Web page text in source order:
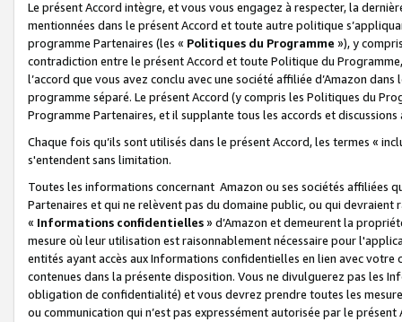
Le présent Accord intègre, et vous vous engagez à respecter, la
mentionnées dans le présent Accord et toute autre politique
programme Partenaires (les « Politiques du Programme »), y
contradiction entre le présent Accord et toute Politique du
l’accord que vous avez conclu avec une société affiliée d’Amazon
programme séparé. Le présent Accord (y compris les Politiques du
Programme Partenaires, et il supplante tous les accords et discussions
Chaque fois qu’ils sont utilisés dans le présent Accord, les termes «
s'entendent sans limitation.
Toutes les informations concernant Amazon ou ses sociétés affiliées
Partenaires et qui ne relèvent pas du domaine public, ou qui
« Informations confidentielles» d’Amazon et demeurent la
mesure où leur utilisation est raisonnablement nécessaire pour
entités ayant accès aux Informations confidentielles en lien avec
contenues dans la présente disposition. Vous ne divulguerez pas les
obligation de confidentialité) et vous devrez prendre toutes les
ou communication qui n’est pas expressément autorisée par le